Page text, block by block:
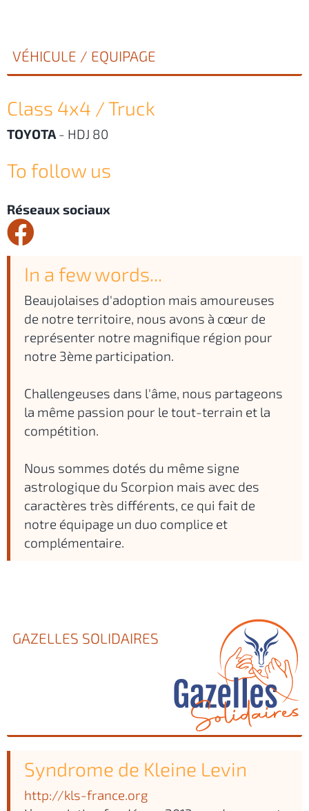
VÉHICULE / EQUIPAGE
Class 4x4 / Truck
TOYOTA - HDJ 80
To follow us
Réseaux sociaux
In a few words...
Beaujolaises d'adoption mais amoureuses
de notre territoire, nous avons à cœur de
représenter notre magnifique région pour
notre 3ème participation.
Challengeuses dans l'âme, nous partageons
la même passion pour le tout-terrain et la
compétition.
Nous sommes dotés du même signe
astrologique du Scorpion mais avec des
caractères très différents, ce qui fait de
notre équipage un duo complice et
complémentaire.
GAZELLES SOLIDAIRES
Syndrome de Kleine Levin
http://kls-france.org